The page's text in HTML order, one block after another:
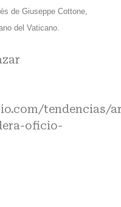
de Giuseppe Cottone,
del Vaticano.
tendencias/
oficio-